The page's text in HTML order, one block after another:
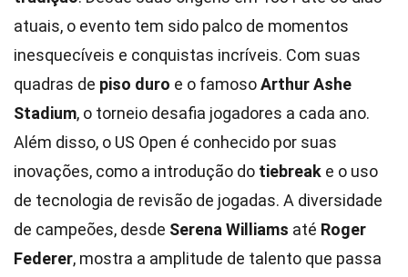
atuais, o evento tem sido palco de momentos
inesquecíveis e conquistas incríveis. Com suas
quadras de piso duro e o famosoArthur Ashe
Stadium, o torneio desafia jogadores a cada ano.
Além disso, o US Open é conhecido por suas
inovações, como a introdução do tiebreak e o uso
de tecnologia de revisão de jogadas. A diversidade
de campeões, desde Serena Williams até Roger
Federer, mostra a amplitude de talento que passa